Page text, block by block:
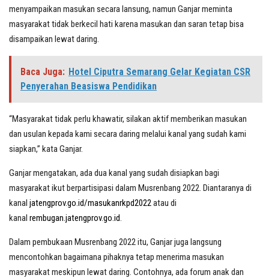
menyampaikan masukan secara lansung, namun Ganjar meminta
masyarakat tidak berkecil hati karena masukan dan saran tetap bisa
disampaikan lewat daring.
Baca Juga: Hotel Ciputra Semarang Gelar Kegiatan CSR
Penyerahan Beasiswa Pendidikan
“Masyarakat tidak perlu khawatir, silakan aktif memberikan masukan
dan usulan kepada kami secara daring melalui kanal yang sudah kami
siapkan,” kata Ganjar.
Ganjar mengatakan, ada dua kanal yang sudah disiapkan bagi
masyarakat ikut berpartisipasi dalam Musrenbang 2022. Diantaranya di
kanal jatengprov.go.id/masukanrkpd2022atau di
kanal rembugan.jatengprov.go.id.
Dalam pembukaan Musrenbang 2022 itu, Ganjar juga langsung
mencontohkan bagaimana pihaknya tetap menerima masukan
masyarakat meskipun lewat daring. Contohnya, ada forum anak dan